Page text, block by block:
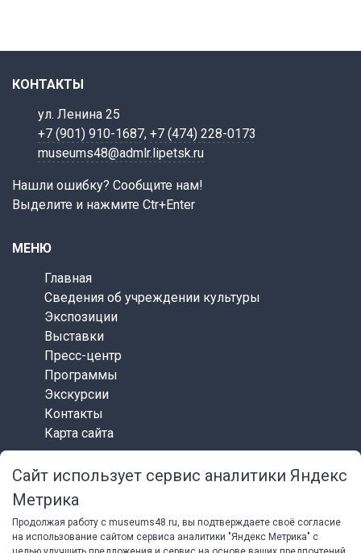
КОНТАКТЫ
ул. Ленина 25
+7 (901) 910-1687, +7 (474) 228-0173
museums48@admlr.lipetsk.ru
Нашли ошибку? Сообщите нам!
Выделите и нажмите Ctr+Enter
МЕНЮ
Главная
Сведения об учреждении культуры
Экспозиции
Выставки
Пресс-центр
Программы
Экскурсии
Контакты
Карта сайта
СОЦИАЛЬНЫЕ СЕТИ
Сайт использует сервис аналитики Яндекс
Метрика
Продолжая работу с museums48.ru, вы подтверждаете своё согласие
на использование сайтом сервиса аналитики "Яндекс Метрика" с